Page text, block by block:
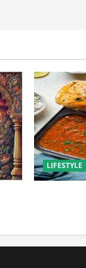
LIFESTYLE